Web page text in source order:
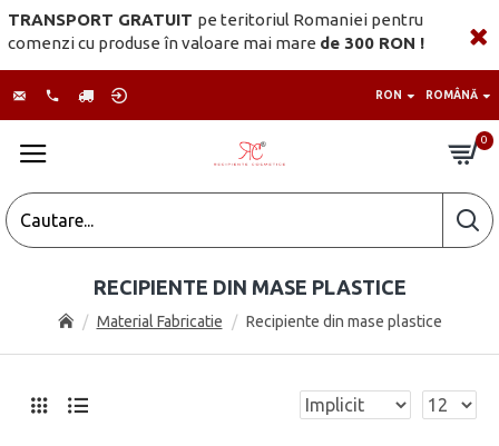
TRANSPORT GRATUIT pe teritoriul Romaniei pentru
comenzi cu produse în valoare mai mare de 300 RON !
RON ROMÂNĂ
0
Material Fabricatie Recipiente din mase plastice
RECIPIENTE DIN MASE PLASTICE